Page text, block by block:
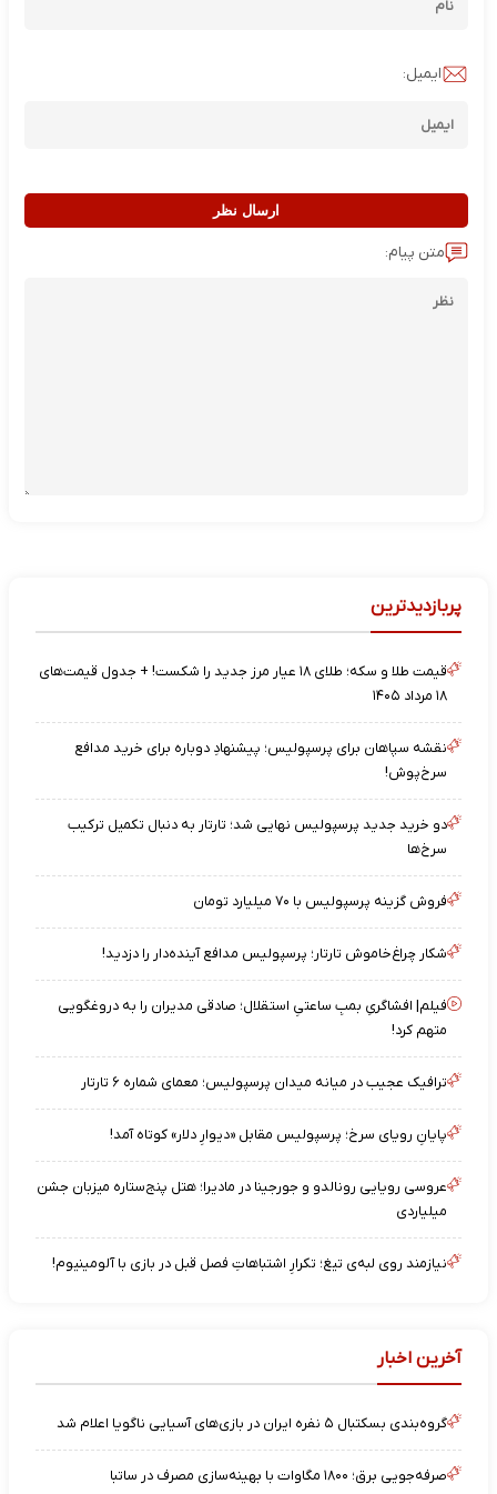
ایمیل:
ارسال نظر
متن پیام:
پربازدیدترین
قیمت طلا و سکه؛ طلای ۱۸ عیار مرز جدید را شکست! + جدول قیمت‌های
۱۸ مرداد ۱۴۰۵
نقشه‌ سپاهان برای پرسپولیس؛ پیشنهادِ دوباره برای خرید مدافع
سرخ‌پوش!
دو خرید جدید پرسپولیس نهایی شد؛ تارتار به دنبال تکمیل ترکیب
سرخ‌ها
فروش گزینه پرسپولیس با ۷۰ میلیارد تومان
شکار چراغ‌خاموش تارتار؛ پرسپولیس مدافع آینده‌دار را دزدید!
فیلم| افشاگریِ بمبِ ساعتیِ استقلال؛ صادقی مدیران را به دروغگویی
متهم کرد!
ترافیک عجیب در میانه میدان پرسپولیس؛ معمای شماره ۶ تارتار
پایانِ رویای سرخ؛ پرسپولیس مقابل «دیوارِ دلار» کوتاه آمد!
عروسی رویایی رونالدو و جورجینا در مادیرا؛ هتل پنج‌ستاره میزبان جشن
میلیاردی
نیازمند روی لبه‌ی تیغ؛ تکرارِ اشتباهاتِ فصل قبل در بازی با آلومینیوم!
آخرین اخبار
گروه‌بندی بسکتبال ۵ نفره ایران در بازی‌های آسیایی ناگویا اعلام شد
صرفه‌جویی برق؛ ۱۸۰۰ مگاوات با بهینه‌سازی مصرف در ساتبا